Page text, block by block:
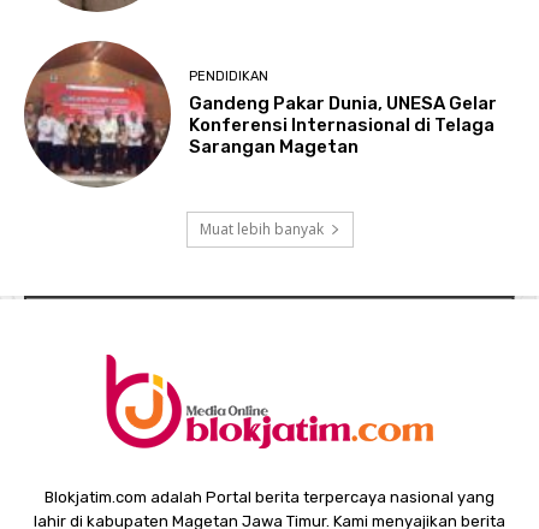
PENDIDIKAN
Gandeng Pakar Dunia, UNESA Gelar
Konferensi Internasional di Telaga
Sarangan Magetan
Muat lebih banyak
Blokjatim.com adalah Portal berita terpercaya nasional yang
lahir di kabupaten Magetan Jawa Timur. Kami menyajikan berita